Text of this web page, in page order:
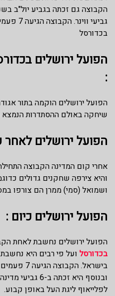
גביעי
בכדורסל
הפועל ירושלים
:
הפועל ירושלים הוקמה בתור
שיחקה באולם ההסתדרות הנמצא
הפועל ירושלים לאחר
אחרי קום המדינה הקבוצה
והיא צירפה שחקנים גדולים
ושמואל (סמי) ממרן הם צורפו
הפועל ירושלים כיום :
הפועל ירושלים נחשבת לאחת
בכדורסל ועל פי רבים היא
בישראל.
ובנוסף היא
לפלייאוף ליגת העל באופן קבוע.